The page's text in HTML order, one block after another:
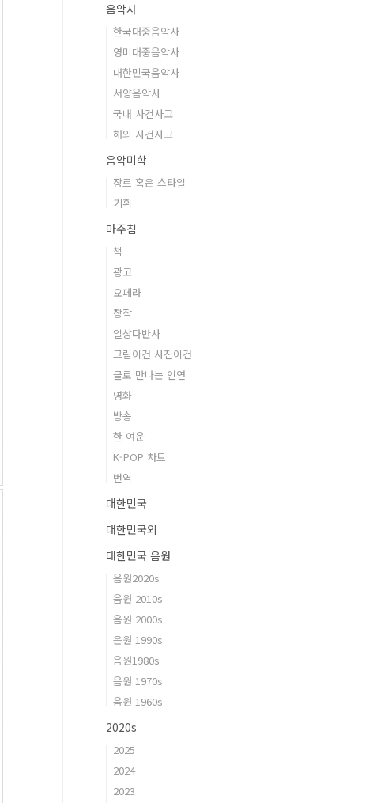
음악사
한국대중음악사
영미대중음악사
대한민국음악사
서양음악사
국내 사건사고
해외 사건사고
음악미학
장르 혹은 스타일
기획
마주침
책
광고
오페라
창작
일상다반사
그림이건 사진이건
글로 만나는 인연
영화
방송
한 여운
K-POP 차트
번역
대한민국
대한민국외
대한민국 음원
음원2020s
음원 2010s
음원 2000s
은원 1990s
음원1980s
음원 1970s
음원 1960s
2020s
2025
2024
2023